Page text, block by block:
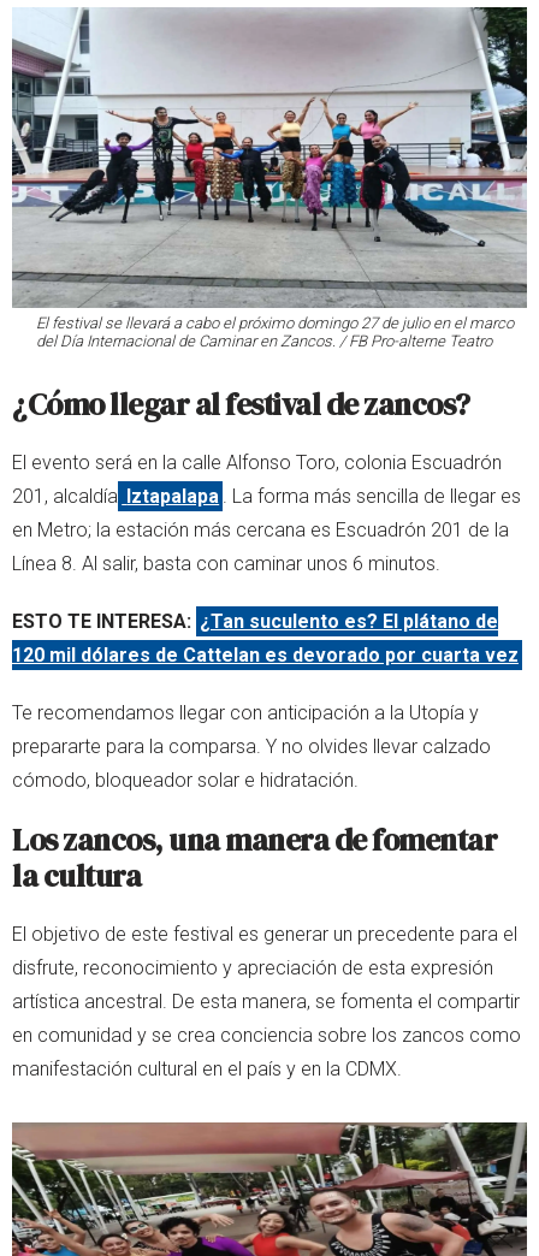
El festival se llevará a cabo el próximo domingo 27 de julio en el marco
del Día Internacional de Caminar en Zancos. / FB Pro-alterne Teatro
¿Cómo llegar al festival de zancos?
El evento será en la calle Alfonso Toro, colonia Escuadrón
201, alcaldía Iztapalapa
. La forma más sencilla de llegar es
en Metro; la estación más cercana es Escuadrón 201 de la
Línea 8. Al salir, basta con caminar unos 6 minutos.
ESTO TE INTERESA: ¿Tan suculento es? El plátano de
120 mil dólares de Cattelan es devorado por cuarta vez
Te recomendamos llegar con anticipación a la Utopía y
prepararte para la comparsa. Y no olvides llevar calzado
cómodo, bloqueador solar e hidratación.
Los zancos, una manera de fomentar
la cultura
El objetivo de este festival es generar un precedente para el
disfrute, reconocimiento y apreciación de esta expresión
artística ancestral. De esta manera, se fomenta el compartir
en comunidad y se crea conciencia sobre los zancos como
manifestación cultural en el país y en la CDMX.